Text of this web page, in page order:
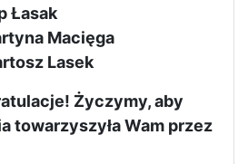
Łasak
Macięga
Lasek
Życzymy, aby
towarzyszyła Wam przez